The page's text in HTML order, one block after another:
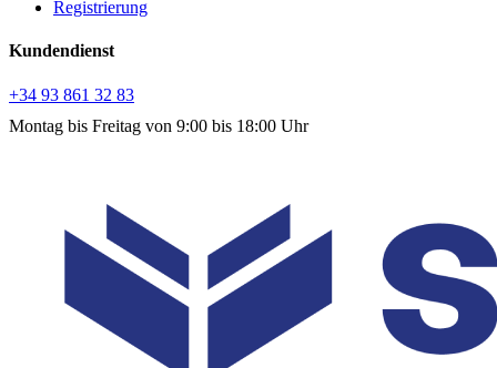
Registrierung
Kundendienst
+34 93 861 32 83
Montag bis Freitag von 9:00 bis 18:00 Uhr